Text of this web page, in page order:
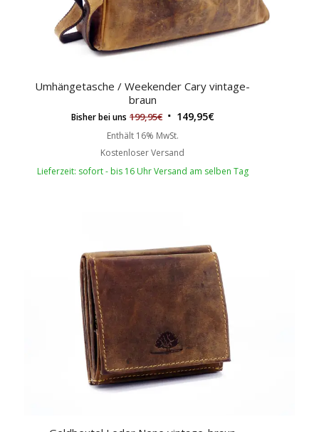
Umhängetasche / Weekender Cary vintage-
braun
Bisher bei uns 199,95€ 149,95€
Enthält 16% MwSt.
Kostenloser Versand
Lieferzeit: sofort - bis 16 Uhr Versand am selben Tag